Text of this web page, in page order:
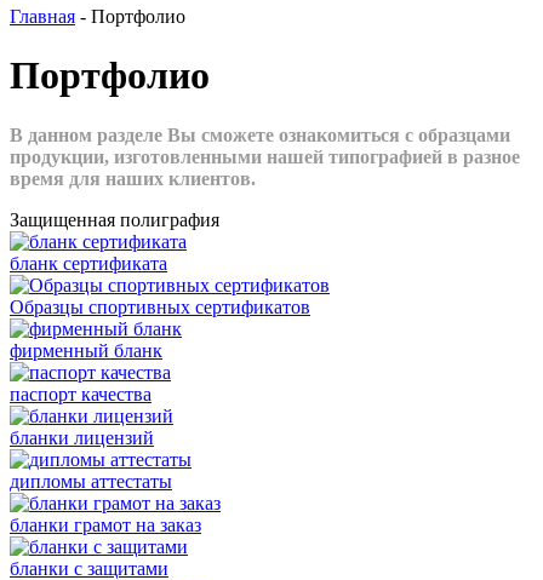
Главная - Портфолио
Портфолио
В данном разделе Вы сможете ознакомиться с образцами
продукции, изготовленными нашей типографией в разное
время для наших клиентов.
Защищенная полиграфия
бланк сертификата
Образцы спортивных сертификатов
фирменный бланк
паспорт качества
бланки лицензий
дипломы аттестаты
бланки грамот на заказ
бланки с защитами